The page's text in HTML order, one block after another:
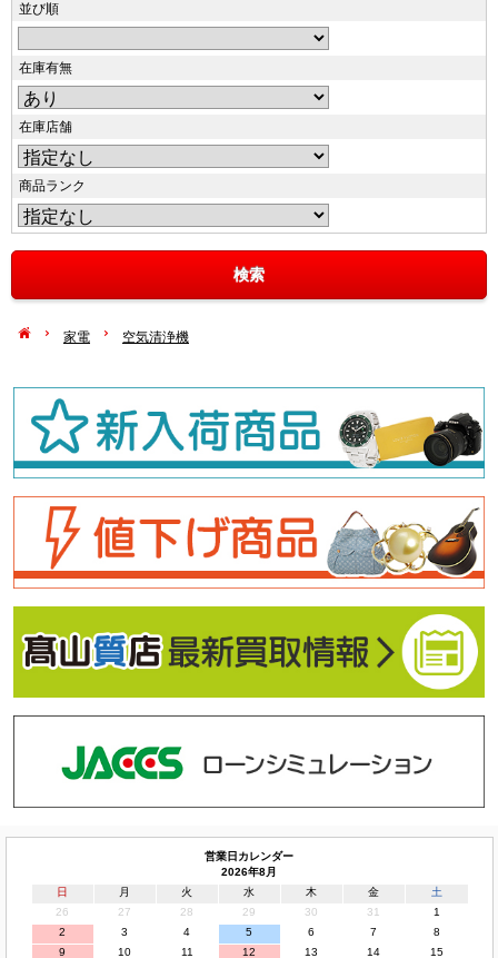
並び順
在庫有無
在庫店舗
商品ランク
家電 空気清浄機
営業日カレンダー
2026年8月
日
月 火 水 木 金
土
26
27 28 29 30 31
1
2
3 4 5 6 7
8
9
10 11 12 13 14
15